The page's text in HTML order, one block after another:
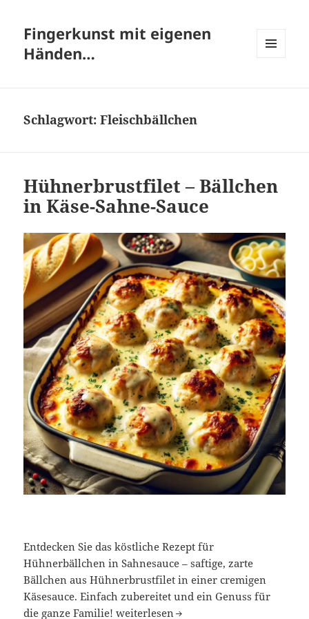
Fingerkunst mit eigenen
Händen…
Schlagwort:Fleischbällchen
Hühnerbrustfilet – Bällchen
in Käse-Sahne-Sauce
Entdecken Sie das köstliche Rezept für
Hühnerbällchen in Sahnesauce – saftige, zarte
Bällchen aus Hühnerbrustfilet in einer cremigen
Käsesauce. Einfach zubereitet und ein Genuss für
die ganze Familie!Hühnerbrustfilet – Bällchen in Käse-
weiterlesen